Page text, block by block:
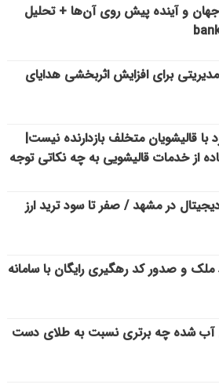
و آینده پیش روی آن‌ها + تحلیل
برای افزایش اثربخشی هدایای
با قالیشویان متخلف بازدارنده نیست|
از خدمات قالیشویی به چه نکاتی توجه
در مشهد / صفر تا سود ترید ارز
ملک و صدور کد رهگیری رایگان با سامانه
آب شده چه برتری نسبت به طلای دست